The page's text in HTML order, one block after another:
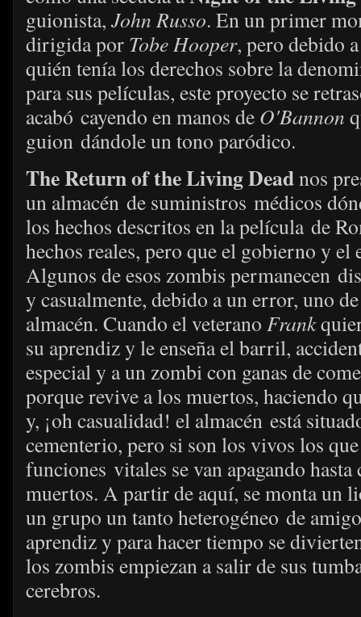
guionista, John Russo. En un primer
dirigida por Tobe Hooper, pero debido
quién tenía los derechos sobre la
para sus películas, este proyecto se
acabó cayendo en manos de O'Bannon
guion dándole un tono paródico.
The Return of the Living Deadnos
un almacén de suministros médicos
los hechos descritos en la película de
hechos reales, pero que el gobierno y
Algunos de esos zombis permanecen
y casualmente, debido a un error, uno
almacén. Cuando el veterano Frank
su aprendiz y le enseña el barril,
especial y a un zombi con ganas de
porque revive a los muertos, haciendo
y, ¡oh casualidad! el almacén está
cementerio, pero si son los vivos los
funciones vitales se van apagando
muertos. A partir de aquí, se monta un
un grupo un tanto heterogéneo de
aprendiz y para hacer tiempo se
los zombis empiezan a salir de sus
cerebros.